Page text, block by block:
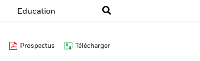
Education
Prospectus Télécharger